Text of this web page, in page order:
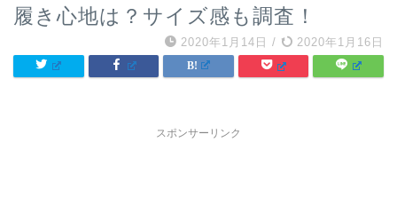
履き心地は？サイズ感も調査！
2020年1月14日 / 2020年1月16日
スポンサーリンク